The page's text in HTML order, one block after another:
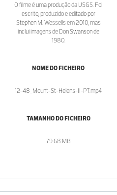
O filme é uma produção da USGS. Foi
escrito, produzido e editado por
Stephen M. Wessells em 2010, mas
inclui imagens de Don Swanson de
1980.
NOME DO FICHEIRO
12-48_Mount-St-Helens-II-PT.mp4
TAMANHO DO FICHEIRO
79.68 MB